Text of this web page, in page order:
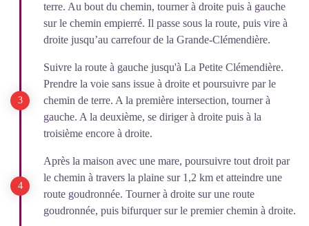
terre. Au bout du chemin, tourner à droite puis à gauche
sur le chemin empierré. Il passe sous la route, puis vire à
droite jusqu’au carrefour de la Grande-Clémendière.
Suivre la route à gauche jusqu'à La Petite Clémendière.
Prendre la voie sans issue à droite et poursuivre par le
chemin de terre. A la première intersection, tourner à
gauche. A la deuxième, se diriger à droite puis à la
troisième encore à droite.
Après la maison avec une mare, poursuivre tout droit par
le chemin à travers la plaine sur 1,2 km et atteindre une
route goudronnée. Tourner à droite sur une route
goudronnée, puis bifurquer sur le premier chemin à droite.